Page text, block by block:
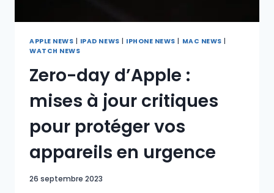
APPLE NEWS IPAD NEWS IPHONE NEWS MAC NEWS
WATCH NEWS
Zero-day d’Apple :
mises à jour critiques
pour protéger vos
appareils en urgence
26 septembre 2023